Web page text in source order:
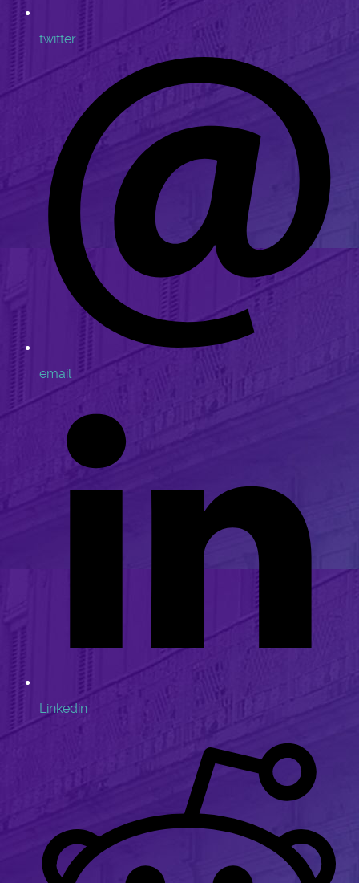
twitter
email
Linkedin